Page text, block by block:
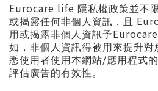
Eurocare life 隱私權政策並不
或揭露任何非個人資訊，且
用或揭露非個人資訊予
如，非個人資訊得被用來提升
悉使用者使用本網站/應用程式
評估廣告的有效性。